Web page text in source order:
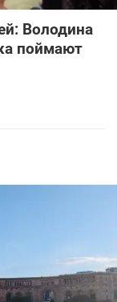
Володина
поймают